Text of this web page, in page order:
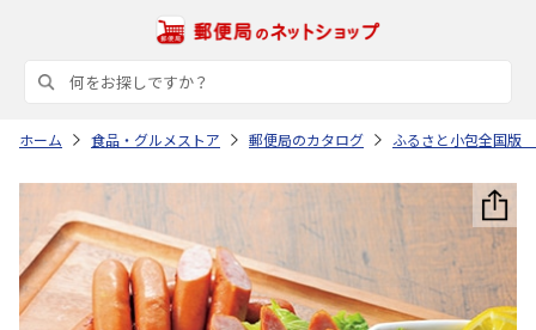
ホーム 食品・グルメストア 郵便局のカタログ ふるさと小包全国版